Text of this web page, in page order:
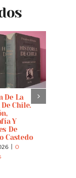
De La
Chile.
Y
De
Castedo
0